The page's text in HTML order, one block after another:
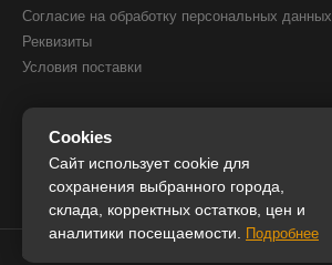
Согласие на обработку персональных данных
Реквизиты
Условия поставки
КОНТАКТЫ
8(800) 505 51 05
8(391) 205 00 05
info@iceglobal.ru
© 2026 IceGlobal. Все права защищены.
Cookies
Сайт использует cookie для
сохранения выбранного города,
склада, корректных остатков, цен и
аналитики посещаемости.
Подробнее